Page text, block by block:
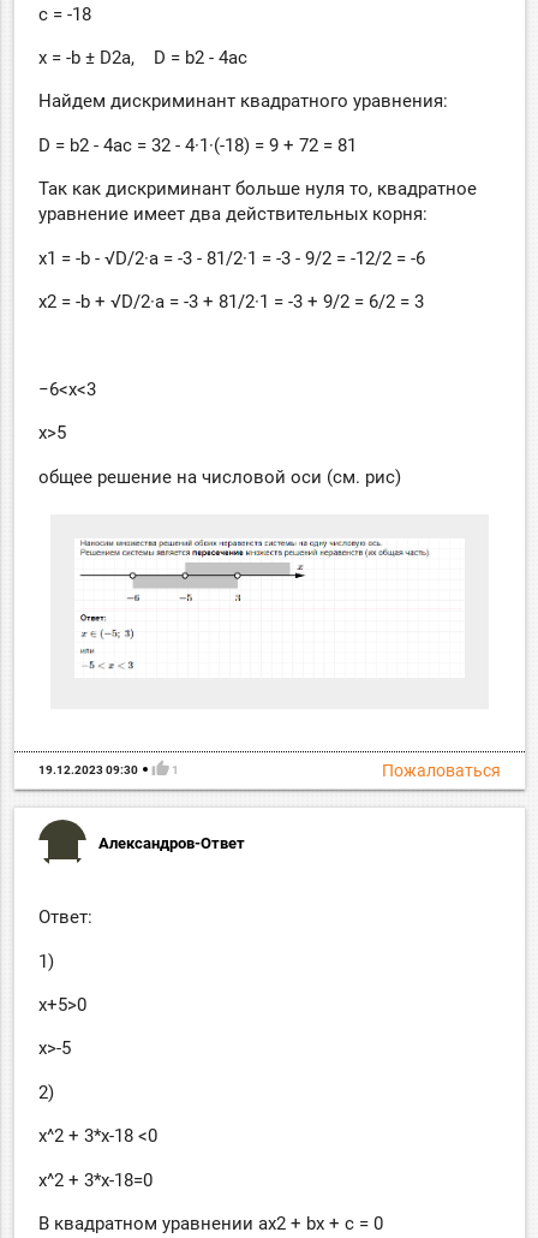
c = -18
x = -b ± D2a, D = b2 - 4ac
Найдем дискриминант квадратного уравнения:
D = b2 - 4ac = 32 - 4·1·(-18) = 9 + 72 = 81
Так как дискриминант больше нуля то, квадратное
уравнение имеет два действительных корня:
x1 = -b - √D/2·a = -3 - 81/2·1 = -3 - 9/2 = -12/2 = -6
x2 = -b + √D/2·a = -3 + 81/2·1 = -3 + 9/2 = 6/2 = 3
−6<x<3
x>5
общее решение на числовой оси (см. рис)
Пожаловаться
19.12.2023 09:30 thumb_up 1
Александров-Ответ
Ответ:
1)
x+5>0
x>-5
2)
x^2 + 3*x-18 <0
x^2 + 3*x-18=0
В квадратном уравнении ax2 + bx + c = 0